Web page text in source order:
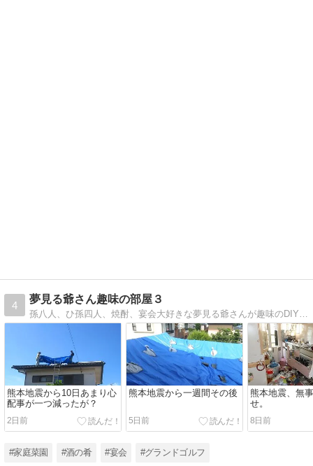
4
夢見る爺さん趣味の部屋３
熊本地震から10日あまり心
配事が一つ減ったが？
2日前
熊本地震から一週間その後
5日前
熊本地震、無
せ。
8日前
#家庭菜園 #酒の肴 #宴会 #グランドゴルフ